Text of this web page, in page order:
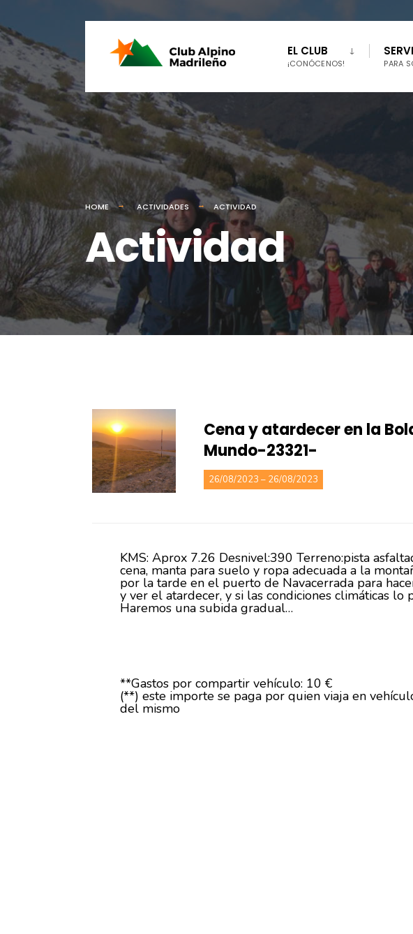
EL CLUB
¡CONÓCENOS! PARA
HOME ACTIVIDADES ACTIVIDAD
Actividad
Cena y atardecer en la
Mundo-23321-
26/08/2023 – 26/08/2023
KMS: Aprox 7.26 Desnivel:390 Terreno:pista
cena, manta para suelo y ropa adecuada a la
por la tarde en el puerto de Navacerrada para
y ver el atardecer, y si las condiciones climáticas lo
Haremos una subida gradual…
**Gastos por compartir vehículo: 10 €
(**) este importe se paga por quien viaja en
del mismo